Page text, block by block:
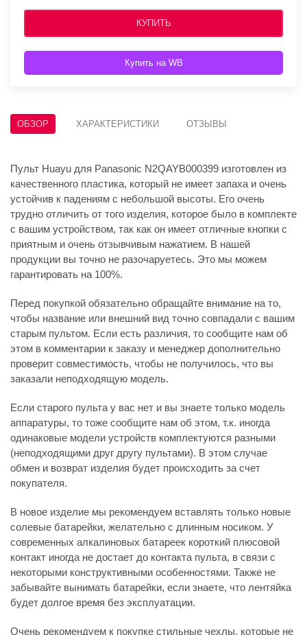
КУПИТЬ
Купить на WB
ОБЗОР ХАРАКТЕРИСТИКИ ОТЗЫВЫ
Пульт Huayu для Panasonic N2QAYB000399 изготовлен из
качественного пластика, который не имеет запаха и очень
устойчив к падениям с небольшой высоты. Его очень
трудно отличить от того изделия, которое было в комплекте
с вашим устройством, так как он имеет отличные кнопки с
приятным и очень отзывчивым нажатием. В нашей
продукции вы точно не разочаруетесь. Это мы можем
гарантировать на 100%.
Перед покупкой обязательно обращайте внимание на то,
чтобы название или внешний вид точно совпадали с вашим
старым пультом. Если есть различия, то сообщите нам об
этом в комментарии к заказу и менеджер дополнительно
проверит совместимость, чтобы не получилось, что вы
заказали неподходящую модель.
Если старого пульта у вас нет и вы знаете только модель
аппаратуры, то тоже сообщите нам об этом, т.к. иногда
одинаковые модели устройств комплектуются разными
(неподходящими друг другу пультами). В этом случае
обмен и возврат изделия будет происходить за счет
покупателя.
В новое изделие мы рекомендуем вставлять только новые
солевые батарейки, желательно с длинным носиком. У
современных алкалиновых батареек короткий плюсовой
контакт иногда не достает до контакта пульта, в связи с
некоторыми конструктивными особенностями. Также не
забывайте вынимать батарейки, если знаете, что лентяйка
будет долгое время без эксплуатации.
Очень рекомендуем к покупке стильные чехлы, которые не